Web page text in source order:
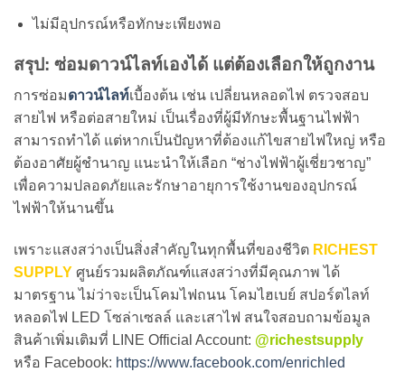
ไม่มีอุปกรณ์หรือทักษะเพียงพอ
สรุป: ซ่อมดาวน์ไลท์เองได้ แต่ต้องเลือกให้ถูกงาน
การซ่อมดาวน์ไลท์เบื้องต้น เช่น เปลี่ยนหลอดไฟ ตรวจสอบ
สายไฟ หรือต่อสายใหม่ เป็นเรื่องที่ผู้มีทักษะพื้นฐานไฟฟ้า
สามารถทำได้ แต่หากเป็นปัญหาที่ต้องแก้ไขสายไฟใหญ่ หรือ
ต้องอาศัยผู้ชำนาญ แนะนำให้เลือก “ช่างไฟฟ้าผู้เชี่ยวชาญ”
เพื่อความปลอดภัยและรักษาอายุการใช้งานของอุปกรณ์
ไฟฟ้าให้นานขึ้น
เพราะแสงสว่างเป็นสิ่งสำคัญในทุกพื้นที่ของชีวิต RICHEST
SUPPLY ศูนย์รวมผลิตภัณฑ์แสงสว่างที่มีคุณภาพ ได้
มาตรฐาน ไม่ว่าจะเป็นโคมไฟถนน โคมไฮเบย์ สปอร์ตไลท์
หลอดไฟ LED โซล่าเซลล์ และเสาไฟ สนใจสอบถามข้อมูล
สินค้าเพิ่มเติมที่ LINE Official Account: @richestsupply
หรือ Facebook: https://www.facebook.com/enrichled